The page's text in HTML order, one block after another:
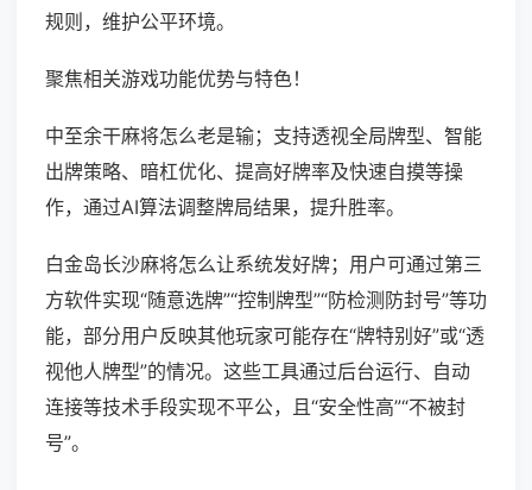
规则，维护公平环境。
聚焦相关游戏功能优势与特色！
中至余干麻将怎么老是输；支持透视全局牌型、智能
出牌策略、暗杠优化、提高好牌率及快速自摸等操
作，通过AI算法调整牌局结果，提升胜率。
白金岛长沙麻将怎么让系统发好牌；用户可通过第三
方软件实现“随意选牌”“控制牌型”“防检测防封号”等功
能，部分用户反映其他玩家可能存在“牌特别好”或“透
视他人牌型”的情况。这些工具通过后台运行、自动
连接等技术手段实现不平公，且“安全性高”“不被封
号”。